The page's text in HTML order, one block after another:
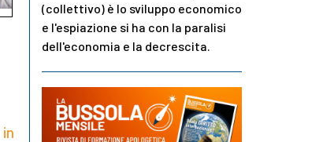
in
(collettivo) è lo sviluppo economico
e l'espiazione si ha con la paralisi
dell'economia e la decrescita.